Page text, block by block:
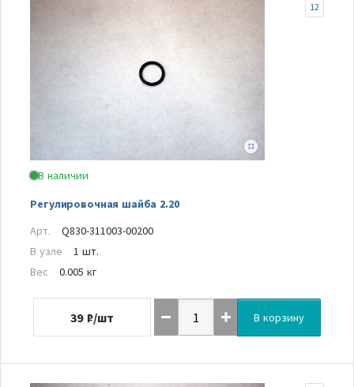
В наличии
Регулировочная шайба 2.20
12
Арт.
Q830-311003-00200
В узле
1 шт.
Вес
0.005 кг
39 ₽/шт В корзину